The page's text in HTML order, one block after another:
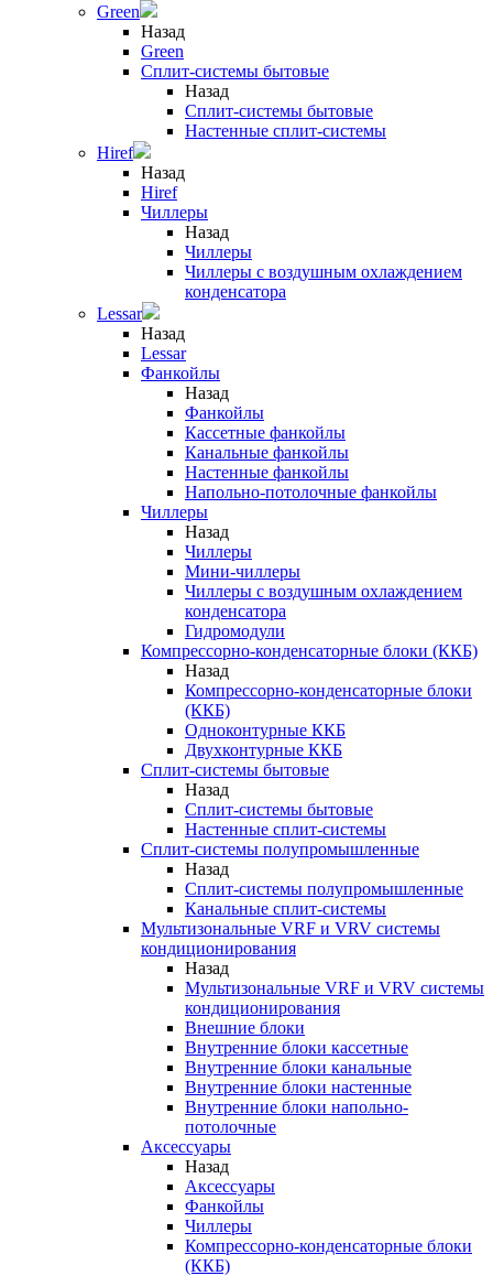
Green
Назад
Green
Сплит-системы бытовые
Назад
Сплит-системы бытовые
Настенные сплит-системы
Hiref
Назад
Hiref
Чиллеры
Назад
Чиллеры
Чиллеры с воздушным охлаждением
конденсатора
Lessar
Назад
Lessar
Фанкойлы
Назад
Фанкойлы
Кассетные фанкойлы
Канальные фанкойлы
Настенные фанкойлы
Напольно-потолочные фанкойлы
Чиллеры
Назад
Чиллеры
Мини-чиллеры
Чиллеры с воздушным охлаждением
конденсатора
Гидромодули
Компрессорно-конденсаторные блоки (ККБ)
Назад
Компрессорно-конденсаторные блоки
(ККБ)
Одноконтурные ККБ
Двухконтурные ККБ
Сплит-системы бытовые
Назад
Сплит-системы бытовые
Настенные сплит-системы
Сплит-системы полупромышленные
Назад
Сплит-системы полупромышленные
Канальные сплит-системы
Мультизональные VRF и VRV системы
кондиционирования
Назад
Мультизональные VRF и VRV системы
кондиционирования
Внешние блоки
Внутренние блоки кассетные
Внутренние блоки канальные
Внутренние блоки настенные
Внутренние блоки напольно-
потолочные
Аксессуары
Назад
Аксессуары
Фанкойлы
Чиллеры
Компрессорно-конденсаторные блоки
(ККБ)